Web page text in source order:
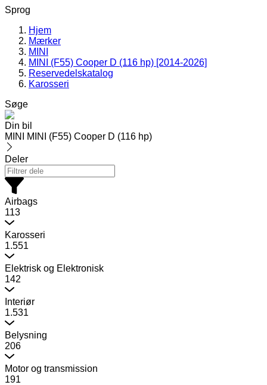
Sprog
Hjem
Mærker
MINI
MINI (F55) Cooper D (116 hp) [2014-2026]
Reservedelskatalog
Karosseri
Søge
Din bil
MINI MINI (F55) Cooper D (116 hp)
Deler
Airbags
113
Karosseri
1.551
Elektrisk og Elektronisk
142
Interiør
1.531
Belysning
206
Motor og transmission
191